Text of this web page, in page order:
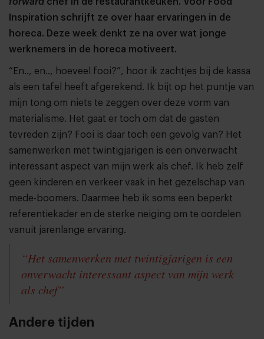
Inspiration schrijft ze over haar ervaringen in de
horeca. Deze week denkt ze na over wat jonge
werknemers in de horeca motiveert.
“En.., en.., hoeveel fooi?”, hoor ik zachtjes bij de kassa
als een tafel heeft afgerekend. Ik bijt op het puntje van
mijn tong om niets te zeggen over deze vorm van
materialisme. Het gaat er toch om dat de gasten
tevreden zijn? Fooi is daar toch een gevolg van? Het
samenwerken met twintigjarigen is een onverwacht
interessant aspect van mijn werk als chef. Ik heb zelf
geen kinderen en verkeer vaak in het gezelschap van
mede-boomers. Daarmee heb ik soms een beperkt
referentiekader en de sterke neiging om te oordelen
vanuit jarenlange ervaring.
“Het samenwerken met twintigjarigen is een
onverwacht interessant aspect van mijn werk
als chef”
Andere tijden